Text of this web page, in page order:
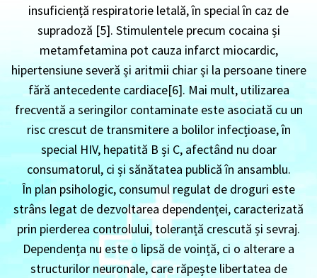
insuficiență respiratorie letală, în special în caz de
supradoză [5]. Stimulentele precum cocaina și
metamfetamina pot cauza infarct miocardic,
hipertensiune severă și aritmii chiar și la persoane tinere
fără antecedente cardiace[6]. Mai mult, utilizarea
frecventă a seringilor contaminate este asociată cu un
risc crescut de transmitere a bolilor infecțioase, în
special HIV, hepatită B și C, afectând nu doar
consumatorul, ci și sănătatea publică în ansamblu.
În plan psihologic, consumul regulat de droguri este
strâns legat de dezvoltarea dependenței, caracterizată
prin pierderea controlului, toleranță crescută și sevraj.
Dependența nu este o lipsă de voință, ci o alterare a
structurilor neuronale, care răpește libertatea de